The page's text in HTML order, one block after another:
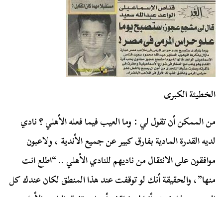
الخطيئة الكبرى
من الممكن أن تقول لي : وما العيب فيما فعله الأهلي ؟ نادي
لديه القدرة المادية بفارق كبير عن جميع الأندية ، ولاعبون
موافقون على الانتقال من ناديهم للنادي الأهلي .. “اطلع انت
منها”، والحقيقة أنك لو توقفت عند هذا المنطق لكان عندك كل